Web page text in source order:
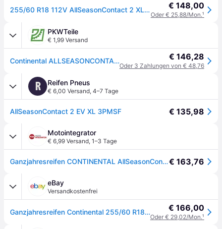
255/60 R18 112V AllSeasonContact 2 XL Evc € 148,00
Oder € 25,88/Mon.¹
PKWTeile
€ 1,99 Versand
Continental ALLSEASONCONTACT 2 XL M+S 3PMSF TL 255/60 R18 112V Reifen € 146,28
Oder 3 Zahlungen von € 48,76
R Reifen Pneus
€ 6,00 Versand, 4–7 Tage
AllSeasonContact 2 EV XL 3PMSF € 135,98
Motointegrator
€ 6,99 Versand, 1–3 Tage
Ganzjahresreifen CONTINENTAL AllSeasonContact 2 255/60R18 112V€ 163,76
eBay
Versandkostenfrei
Ganzjahresreifen Continental 255/60 R18 112V AllSeasonContact 2 M+S € 166,00
Oder € 29,02/Mon.¹